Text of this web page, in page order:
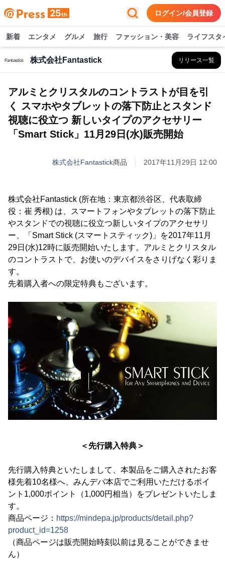
ログイン/会員登録
新着 エンタメ グルメ 旅行 ファッション・美容 ライフスタ
株式会社Fantastick リリース一覧
アルミとクリスタルのコントラストが目を引
く スマホやタブレットの落下防止とスタンド
視聴に役立つ 新しいタイプのアクセサリー
「Smart Stick」11月29日(水)販売開始
株式会社Fantastick商品 2017年11月29日 12:00
株式会社Fantastick (所在地：東京都渋谷区、代表取締
役：崔 秀根) は、スマートフォンやタブレットの落下防止
やスタンドでの視聴に役立つ新しいタイプのアクセサリ
ー、「Smart Stick (スマートスティック)」を2017年11月
29日(水)12時に販売開始いたします。アルミとクリスタル
のコントラストで、お使いのデバイスをさりげなく彩りま
す。
先着購入者への限定特典もございます。
＜先行購入特典＞
先行購入特典といたしまして、本製品をご購入されたお客
様先着10名様へ、みんデパ本店でご利用いただけるポイ
ント1,000ポイント（1,000円相当）をプレゼントいたしま
す。
商品ページ： https://mindepa.jp/products/detail.php?
product_id=1258
（商品ページは販売開始時刻以前は見ることができませ
ん）